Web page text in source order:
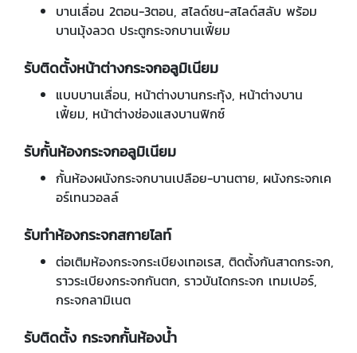
บานเลื่อน 2ตอน-3ตอน, สไลด์ชน-สไลด์สลับ พร้อม
บานมุ้งลวด ประตูกระจกบานเฟี้ยม
รับติดตั้งหน้าต่างกระจกอลูมิเนียม
แบบบานเลื่อน, หน้าต่างบานกระทุ้ง, หน้าต่างบาน
เฟี้ยม, หน้าต่างช่องแสงบานฟิกซ์
รับกั้นห้องกระจกอลูมิเนียม
กั้นห้องผนังกระจกบานเปลือย-บานตาย, ผนังกระจกเค
อร์เทนวอลล์
รับทำห้องกระจกสกายไลท์
ต่อเติมห้องกระจกระเบียงเทอเรส, ติดตั้งกันสาดกระจก,
ราวระเบียงกระจกกันตก, ราวบันไดกระจก เทมเปอร์,
กระจกลามิเนต
รับติดตั้ง กระจกกั้นห้องน้ำ